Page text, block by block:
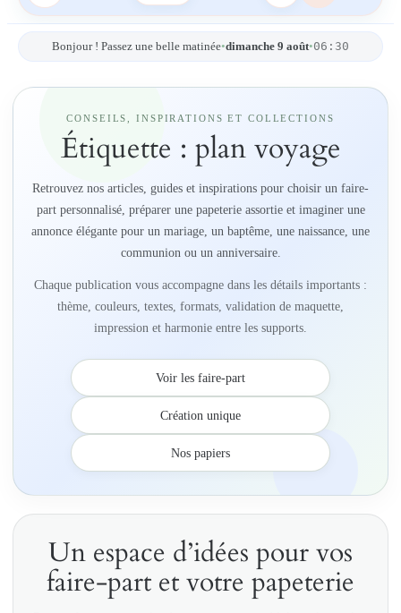
Bonjour ! Passez une belle matinée•dimanche 9 août•06:30
CONSEILS, INSPIRATIONS ET COLLECTIONS
Étiquette : plan voyage
Retrouvez nos articles, guides et inspirations pour choisir un faire-
part personnalisé, préparer une papeterie assortie et imaginer une
annonce élégante pour un mariage, un baptême, une naissance, une
communion ou un anniversaire.
Chaque publication vous accompagne dans les détails importants :
thème, couleurs, textes, formats, validation de maquette,
impression et harmonie entre les supports.
Voir les faire-part
Création unique
Nos papiers
Un espace d’idées pour vos
faire-part et votre papeterie